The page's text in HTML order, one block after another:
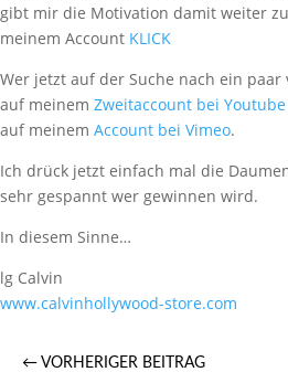
gibt mir die Motivation damit weiter
meinem Account KLICK
Wer jetzt auf der Suche nach ein paar
auf meinem Zweitaccount bei Youtube
auf meinem Account bei Vimeo.
Ich drück jetzt einfach mal die
sehr gespannt wer gewinnen wird.
In diesem Sinne…
lg Calvin
www.calvinhollywood-store.com
← VORHERIGER BEITRAG